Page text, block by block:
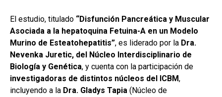
El estudio, titulado “Disfunción Pancreática y Muscular
Asociada a la hepatoquina Fetuina-A en un Modelo
Murino de Esteatohepatitis”, es liderado por la Dra.
Nevenka Juretic, del Núcleo Interdisciplinario de
Biología y Genética, y cuenta con la participación de
investigadoras de distintos núcleos del ICBM,
incluyendo a la Dra. Gladys Tapia (Núcleo de